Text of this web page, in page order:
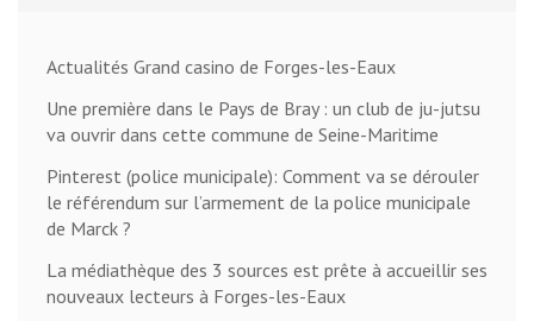
Actualités Grand casino de Forges-les-Eaux
Une première dans le Pays de Bray : un club de ju-jutsu
va ouvrir dans cette commune de Seine-Maritime
Pinterest (police municipale): Comment va se dérouler
le référendum sur l’armement de la police municipale
de Marck ?
La médiathèque des 3 sources est prête à accueillir ses
nouveaux lecteurs à Forges-les-Eaux